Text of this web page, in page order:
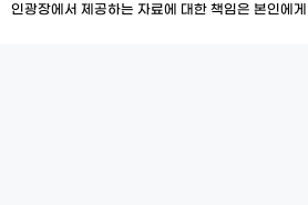
인광장에서 제공하는 자료에 대한 책임은 본인에